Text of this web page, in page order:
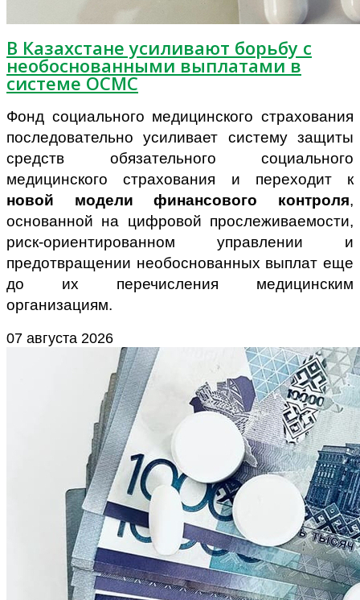
В Казахстане усиливают борьбу с
необоснованными выплатами в
системе ОСМС
Фонд социального медицинского страхования
последовательно усиливает систему защиты
средств обязательного социального
медицинского страхования и переходит к
новой модели финансового контроля,
основанной на цифровой прослеживаемости,
риск-ориентированном управлении и
предотвращении необоснованных выплат еще
до их перечисления медицинским
организациям.
07 августа 2026